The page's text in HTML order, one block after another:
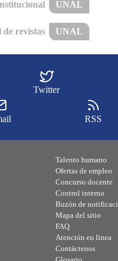
UNAL
de revistas UNAL
Twitter
RSS
Talento humano
Ofertas de empleo
Concurso docente
Control interno
Buzón de
Mapa del sitio
FAQ
Atención en línea
Contáctenos